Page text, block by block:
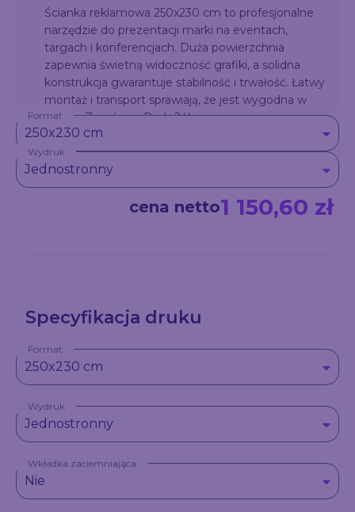
Ścianka reklamowa 250x230 cm to profesjonalne
narzędzie do prezentacji marki na eventach,
targach i konferencjach. Duża powierzchnia
zapewnia świetną widoczność grafiki, a solidna
konstrukcja gwarantuje stabilność i trwałość. Łatwy
montaż i transport sprawiają, że jest wygodna w
użyciu. Zamów w Druk-24!
Format
250x230 cm
Wydruk
Jednostronny
cena netto1 150,60 zł
Specyfikacja druku
Format
250x230 cm
Wydruk
Jednostronny
Wkładka zaciemniająca
Nie